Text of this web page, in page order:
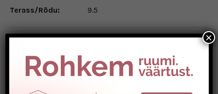
Terass/Rõdu:
9.5
Vali lisad ja broneeri korter:
Üldine Siseviimistlus Lisad
×